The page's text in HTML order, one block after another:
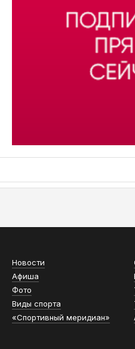
Новости
Афиша
Фото
Виды спорта
«Спортивный меридиан»